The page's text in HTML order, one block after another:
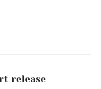
release